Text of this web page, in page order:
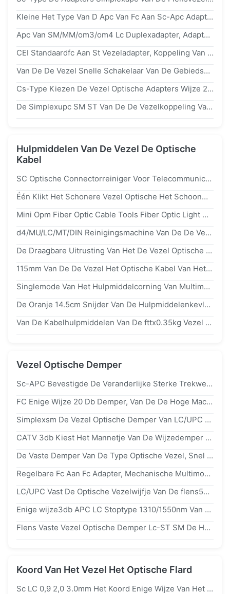
Kleine Het Type Van D Apc Van Fc Aan Sc-Apc Adapter, ABS Vierkante Optische Vezeladapter
Apc Van SM/MM/om3/om4 Lc Duplexadapter, Adapter Van De Vezel De Optische Kabel Met Intern Blind
CEI Standaardfc Aan St Vezeladapter, Koppeling Van De Vezel De Optische Kabel Voor Metro Industrie
Van De De Vezel Snelle Schakelaar Van De Gebiedsassemblage Van De De Wijzevezel Enige APC UPC Van Sc Optische
Cs-Type Kiezen De Vezel Optische Adapters Wijze 2/4/6/8 Kanalen Uit Hogere Dichtheid
De Simplexupc SM ST Van De De Vezelkoppeling Van Vezel Optische Adapters Hoge Herhaalbaarheid
Hulpmiddelen Van De Vezel De Optische
Kabel
SC Optische Connectorreiniger Voor Telecommunicatie
Één Klikt Het Schonere Vezel Optische Het Schoonmaken De Schakelaarfttx Hulpmiddel Van Pensc LC Schoonmaken
Mini Opm Fiber Optic Cable Tools Fiber Optic Light Meter 1310/1490/1550/1625nm
d4/MU/LC/MT/DIN Reinigingsmachine Van De De Vezel Optische Cassette Van De Optische Vezelschakelaar De Schonere, Plastic
De Draagbare Uitrusting Van Het De Vezel Optische Hulpmiddel Van Zakftth 1,8 Kg, Veilige Optische Machtsmeter Met Laser
115mm Van De De Vezel Het Optische Kabel Van Het Lengtejasje Van De Hulpmiddelenplier Van De Bufferftth Afbijtmiddel Van De De Dalingskabel
Singlemode Van Het Hulpmiddelcorning Van Multimode Vezel Optisch Mes De Vezelmes
De Oranje 14.5cm Snijder Van De Hulpmiddelenkevlar Van De Vezel Optische Kabel Voor De Verbindingsdraad Van De Vezelvlecht
Van De Kabelhulpmiddelen Van De fttx0.35kg Vezel Optische De Optische Vezelsnijder Die Hulpmiddelen Verbinden
Vezel Optische Demper
Sc-APC Bevestigde De Veranderlijke Sterke Trekweerstand Van De Vezel Optische Demper Voor GPON-Netwerk
FC Enige Wijze 20 Db Demper, Van De De Hoge Machtsdemper Van 1~25db Groot De Terugkeerverlies
Simplexsm De Vezel Optische Demper Van LC/UPC 5db MM.1300nm Golflengte
CATV 3db Kiest Het Mannetje Van De Wijzedemper Aan Vrouwelijke UPC FC Demper Hoge Macht Uit
De Vaste Demper Van De Type Optische Vezel, Snel Verbindingsupc De Dempermannetje Van Sc Aan Wijfje
Regelbare Fc Aan Fc Adapter, Mechanische Multimode Vezeldemper Lc MM. 850nm
LC/UPC Vast De Optische Vezelwijfje Van De flens5db Demper Aan Vrouwelijke Lage PDL
Enige wijze3db APC LC Stoptype 1310/1550nm Van De Vezel Optische Demper Golflengte
Flens Vaste Vezel Optische Demper Lc-ST SM De HEREN SX DX 0-30db CEI Norm
Koord Van Het Vezel Het Optische Flard
Sc LC 0,9 2,0 3.0mm Het Koord Enige Wijze Van Het Vezel Optische Flard Voor Binnen、